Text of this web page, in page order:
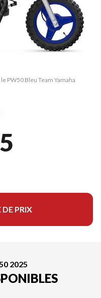
PW50 Bleu Team Yamaha
PRIX
2025